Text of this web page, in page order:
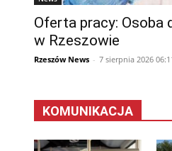
Oferta pracy: Osoba
w Rzeszowie
Rzeszów News - 7 sierpnia 2026
KOMUNIKACJA